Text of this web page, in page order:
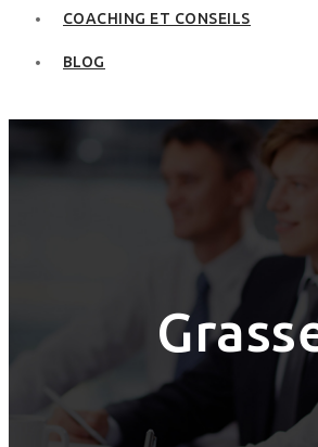
COACHING ET CONSEILS
BLOG